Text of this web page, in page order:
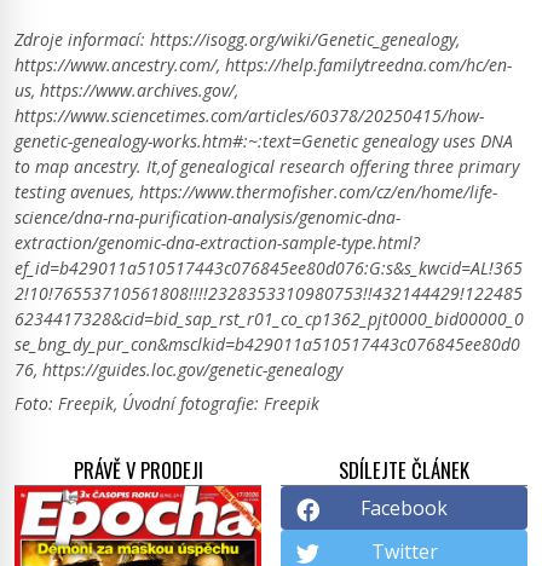
Zdroje informací: https://isogg.org/wiki/Genetic_genealogy,
https://www.ancestry.com/, https://help.familytreedna.com/hc/en-
us, https://www.archives.gov/,
https://www.sciencetimes.com/articles/60378/20250415/how-
genetic-genealogy-works.htm#:~:text=Genetic genealogy uses DNA
to map ancestry. It,of genealogical research offering three primary
testing avenues, https://www.thermofisher.com/cz/en/home/life-
science/dna-rna-purification-analysis/genomic-dna-
extraction/genomic-dna-extraction-sample-type.html?
ef_id=b429011a510517443c076845ee80d076:G:s&s_kwcid=AL!365
2!10!76553710561808!!!!2328353310980753!!432144429!122485
6234417328&cid=bid_sap_rst_r01_co_cp1362_pjt0000_bid00000_0
se_bng_dy_pur_con&msclkid=b429011a510517443c076845ee80d0
76, https://guides.loc.gov/genetic-genealogy
Foto: Freepik, Úvodní fotografie: Freepik
PRÁVĚ V PRODEJI SDÍLEJTE ČLÁNEK
Facebook
Twitter